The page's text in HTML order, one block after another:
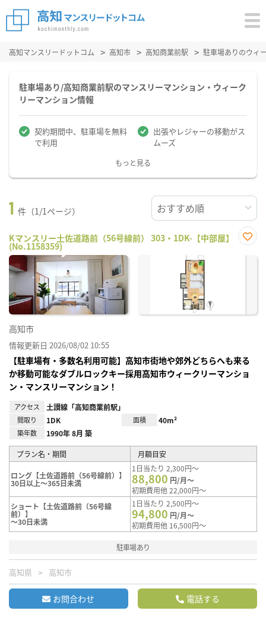
高知マンスリードットコム 高知市 高知商業前駅 駐車場ありのウィ
駐車場あり/高知商業前駅のマンスリーマンション・ウィーク
リーマンション情報
契約期間中、駐車場を無料
で利用
出張やレジャーの移動がス
ムーズ
もっと見る
1 件（1/1ページ）
Kマンスリー土佐道路前（56号線前） 303・1DK-【中部屋】
(No.1158359)
に入
高知市
情報更新日 2026/08/02 10:55
【駐車場有・多数名利用可能】高知市街地や郊外どちらへも来る
か移動可能なダブルロックキー採用高知市ウィークリーマンショ
ン・マンスリーマンション！
アクセス 土讃線「高知商業前駅」
間取り 1DK 面積 40m²
築年数 1990年 8月 築
プラン名・期間 月額目安
ロング【土佐道路前（56号線前）】
30日以上～365日未満
1日当たり 2,300円～
88,800 円/月～
初期費用他 22,000円～
ショート【土佐道路前（56号線
前）】
～30日未満
1日当たり 2,500円～
94,800 円/月～
初期費用他 16,500円～
駐車場あり
高知県 高知市
お問合わせ 電話する